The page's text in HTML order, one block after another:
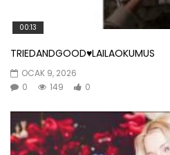
00:13
TRIEDANDGOOD♥️LAILAOKUMUS
OCAK 9, 2026
0
149 0